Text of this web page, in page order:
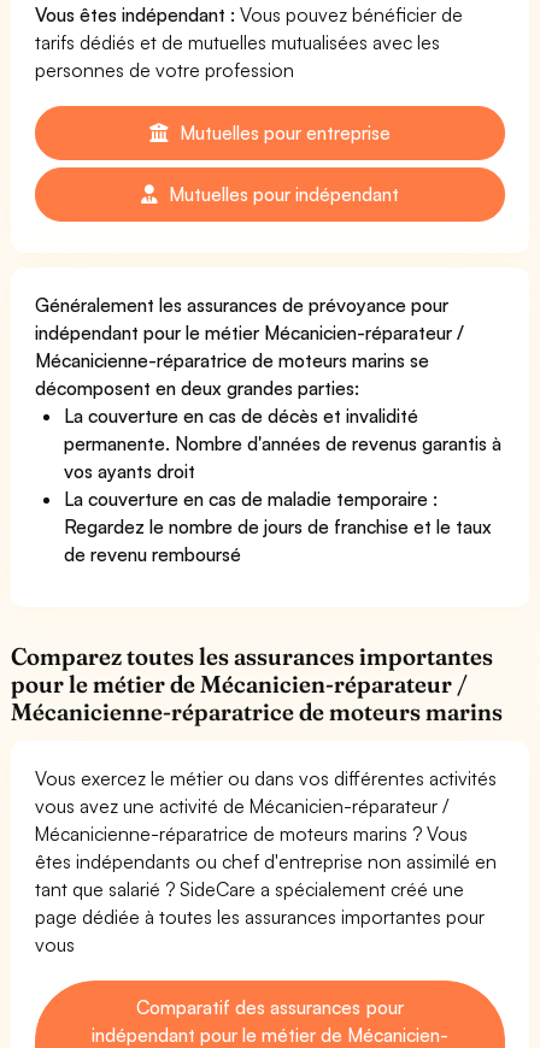
Vous êtes indépendant : Vous pouvez bénéficier de
tarifs dédiés et de mutuelles mutualisées avec les
personnes de votre profession
Mutuelles pour entreprise
Mutuelles pour indépendant
Généralement les assurances de prévoyance pour
indépendant pour le métier Mécanicien-réparateur /
Mécanicienne-réparatrice de moteurs marins se
décomposent en deux grandes parties:
La couverture en cas de décès et invalidité
permanente. Nombre d'années de revenus garantis à
vos ayants droit
La couverture en cas de maladie temporaire :
Regardez le nombre de jours de franchise et le taux
de revenu remboursé
Comparez toutes les assurances importantes
pour le métier de Mécanicien-réparateur /
Mécanicienne-réparatrice de moteurs marins
Vous exercez le métier ou dans vos différentes activités
vous avez une activité de Mécanicien-réparateur /
Mécanicienne-réparatrice de moteurs marins ? Vous
êtes indépendants ou chef d'entreprise non assimilé en
tant que salarié ? SideCare a spécialement créé une
page dédiée à toutes les assurances importantes pour
vous
Comparatif des assurances pour
indépendant pour le métier de Mécanicien-